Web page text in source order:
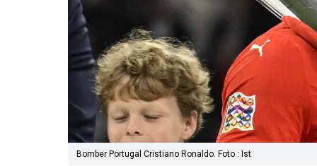
Bomber Portugal Cristiano Ronaldo. Foto : Ist